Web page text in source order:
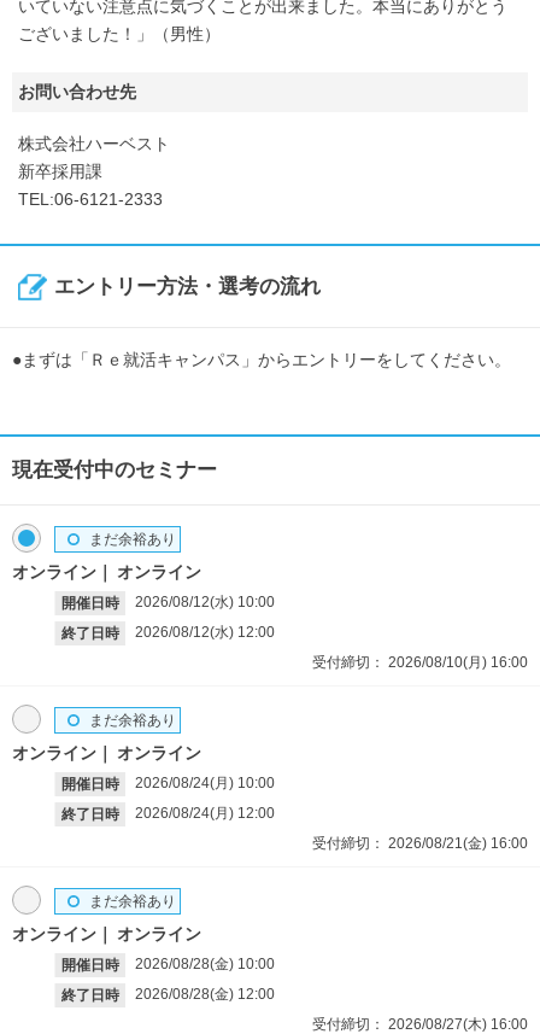
いていない注意点に気づくことが出来ました。本当にありがとう
ございました！」（男性）
お問い合わせ先
株式会社ハーベスト
新卒採用課
TEL:06-6121-2333
エントリー方法・選考の流れ
●まずは「Ｒｅ就活キャンパス」からエントリーをしてください。
現在受付中のセミナー
オンライン オンライン
開催日時 2026/08/12(水) 10:00
終了日時
2026/08/12(水) 12:00
まだ余裕あり
受付締切： 2026/08/10(月) 16:00
オンライン オンライン
開催日時 2026/08/24(月) 10:00
終了日時
2026/08/24(月) 12:00
まだ余裕あり
受付締切： 2026/08/21(金) 16:00
オンライン オンライン
開催日時 2026/08/28(金) 10:00
終了日時
2026/08/28(金) 12:00
まだ余裕あり
受付締切： 2026/08/27(木) 16:00